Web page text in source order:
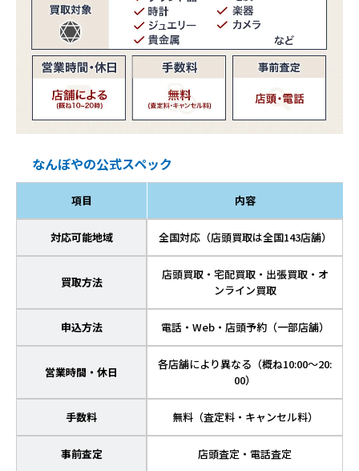
なんぼやの公式スペック
項目 内容
対応可能地域 全国対応（店頭買取は全国143店舗）
買取方法
店頭買取・宅配買取・出張買取・オ
ンライン買取
申込方法 電話・Web・店頭予約（一部店舗）
営業時間・休日
各店舗により異なる（概ね10:00～20:
00）
手数料 無料（査定料・キャンセル料）
事前査定 店頭査定・電話査定